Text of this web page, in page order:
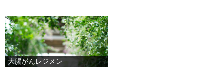
大腸がんレジメン